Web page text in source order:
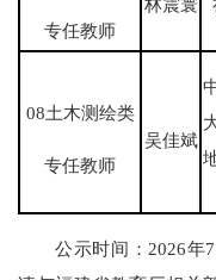
专任教师
林震寰
08土木测绘类
专任教师
吴佳斌
公示时间：2026年7